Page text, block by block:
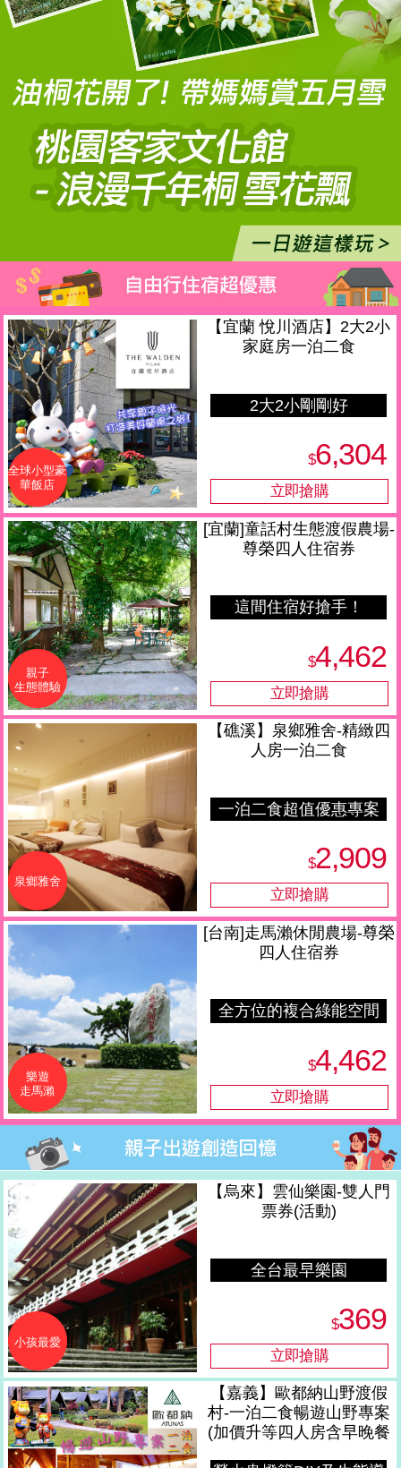
全球小型豪
華飯店
2大2小剛剛好
【宜蘭 悅川酒店】2大2小
家庭房一泊二食
$6,304
親子
生態體驗
這間住宿好搶手！
[宜蘭]童話村生態渡假農場-
尊榮四人住宿券
$4,462
泉鄉雅舍
一泊二食超值優惠專案
【礁溪】泉鄉雅舍-精緻四
人房一泊二食
$2,909
樂遊
走馬瀨
全方位的複合綠能空間
[台南]走馬瀨休閒農場-尊榮
四人住宿券
$4,462
小孩最愛
全台最早樂園
【烏來】雲仙樂園-雙人門
票券(活動)
$369
【嘉義】歐都納山野渡假
村-一泊二食暢遊山野專案
(加價升等四人房含早晚餐